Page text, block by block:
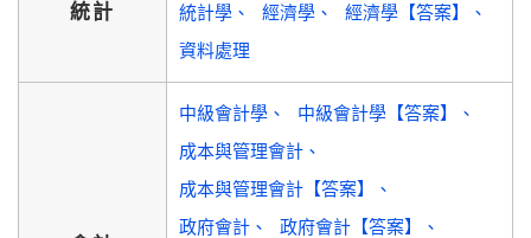
統計
統計學
經濟學
經濟學【答案】
資料處理
中級會計學
中級會計學【答案】
成本與管理會計
成本與管理會計【答案】
政府會計
政府會計【答案】